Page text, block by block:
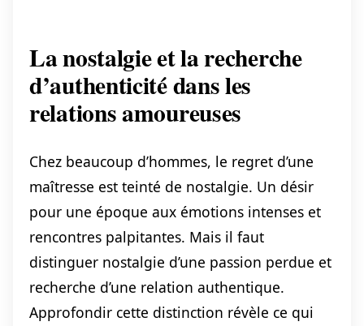
La nostalgie et la recherche
d’authenticité dans les
relations amoureuses
Chez beaucoup d’hommes, le regret d’une
maîtresse est teinté de nostalgie. Un désir
pour une époque aux émotions intenses et
rencontres palpitantes. Mais il faut
distinguer nostalgie d’une passion perdue et
recherche d’une relation authentique.
Approfondir cette distinction révèle ce qui